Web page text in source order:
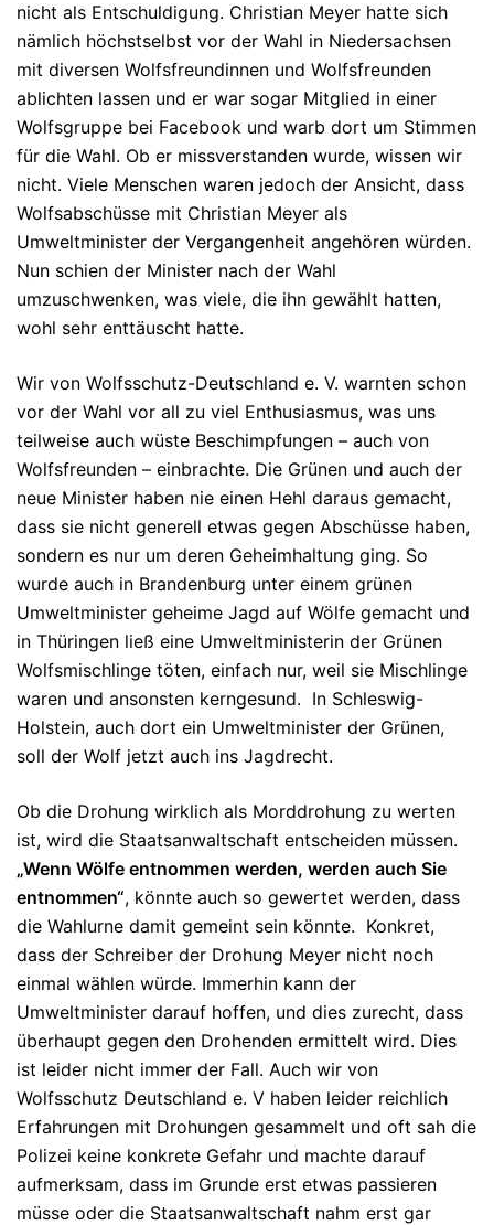
nicht als Entschuldigung. Christian Meyer hatte sich
nämlich höchstselbst vor der Wahl in Niedersachsen
mit diversen Wolfsfreundinnen und Wolfsfreunden
ablichten lassen und er war sogar Mitglied in einer
Wolfsgruppe bei Facebook und warb dort um Stimmen
für die Wahl. Ob er missverstanden wurde, wissen wir
nicht. Viele Menschen waren jedoch der Ansicht, dass
Wolfsabschüsse mit Christian Meyer als
Umweltminister der Vergangenheit angehören würden.
Nun schien der Minister nach der Wahl
umzuschwenken, was viele, die ihn gewählt hatten,
wohl sehr enttäuscht hatte.
Wir von Wolfsschutz-Deutschland e. V. warnten schon
vor der Wahl vor all zu viel Enthusiasmus, was uns
teilweise auch wüste Beschimpfungen – auch von
Wolfsfreunden – einbrachte. Die Grünen und auch der
neue Minister haben nie einen Hehl daraus gemacht,
dass sie nicht generell etwas gegen Abschüsse haben,
sondern es nur um deren Geheimhaltung ging. So
wurde auch in Brandenburg unter einem grünen
Umweltminister geheime Jagd auf Wölfe gemacht und
in Thüringen ließ eine Umweltministerin der Grünen
Wolfsmischlinge töten, einfach nur, weil sie Mischlinge
waren und ansonsten kerngesund. In Schleswig-
Holstein, auch dort ein Umweltminister der Grünen,
soll der Wolf jetzt auch ins Jagdrecht.
Ob die Drohung wirklich als Morddrohung zu werten
ist, wird die Staatsanwaltschaft entscheiden müssen.
„Wenn Wölfe entnommen werden, werden auch Sie
entnommen“, könnte auch so gewertet werden, dass
die Wahlurne damit gemeint sein könnte. Konkret,
dass der Schreiber der Drohung Meyer nicht noch
einmal wählen würde. Immerhin kann der
Umweltminister darauf hoffen, und dies zurecht, dass
überhaupt gegen den Drohenden ermittelt wird. Dies
ist leider nicht immer der Fall. Auch wir von
Wolfsschutz Deutschland e. V haben leider reichlich
Erfahrungen mit Drohungen gesammelt und oft sah die
Polizei keine konkrete Gefahr und machte darauf
aufmerksam, dass im Grunde erst etwas passieren
müsse oder die Staatsanwaltschaft nahm erst gar